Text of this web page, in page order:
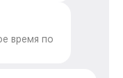
время по